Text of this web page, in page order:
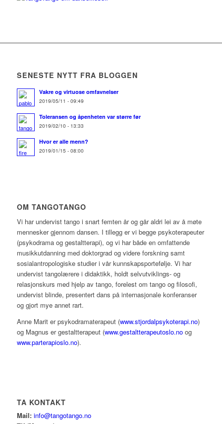
SENESTE NYTT FRA BLOGGEN
Vakre og virtuose omfavnelser
2019/05/11 - 09:49
Toleransen og åpenheten var større før
2019/02/10 - 13:33
Hvor er alle menn?
2019/01/15 - 08:00
OM TANGOTANGO
Vi har undervist tango i snart femten år og går aldri lei av å møte
mennesker gjennom dansen. I tillegg er vi begge psykoterapeuter
(psykodrama og gestaltterapi), og vi har både en omfattende
musikkutdanning med doktorgrad og videre forskning samt
sosialantropologiske studier i vår kunnskapsportefølje. Vi har
undervist tangolærere i didaktikk, holdt selvutviklings- og
relasjonskurs med hjelp av tango, forelest om tango og filosofi,
undervist blinde, presentert dans på internasjonale konferanser
og gjort mye annet rart.
Anne Marit er psykodramaterapeut (www.stjordalpsykoterapi.no)
og Magnus er gestaltterapeut (www.gestaltterapeutoslo.noog
www.parterapioslo.no).
TA KONTAKT
Mail: info@tangotango.no